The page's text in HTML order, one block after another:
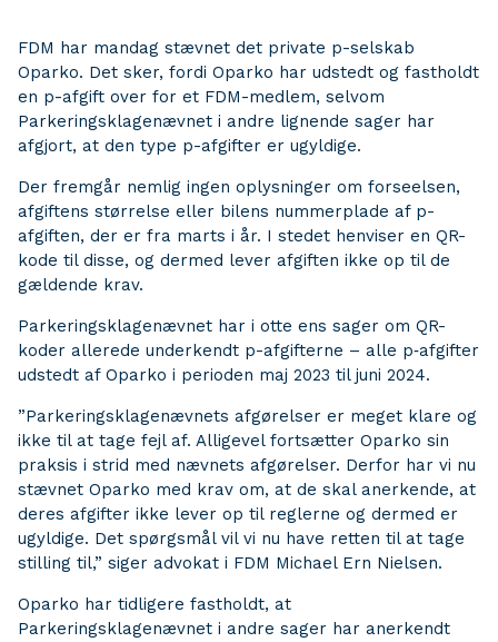
FDM har mandag stævnet det private p-selskab
Oparko. Det sker, fordi Oparko har udstedt og fastholdt
en p-afgift over for et FDM-medlem, selvom
Parkeringsklagenævnet i andre lignende sager har
afgjort, at den type p-afgifter er ugyldige.
Der fremgår nemlig ingen oplysninger om forseelsen,
afgiftens størrelse eller bilens nummerplade af p-
afgiften, der er fra marts i år. I stedet henviser en QR-
kode til disse, og dermed lever afgiften ikke op til de
gældende krav.
Parkeringsklagenævnet har i otte ens sager om QR-
koder allerede underkendt p-afgifterne – alle p‑afgifter
udstedt af Oparko i perioden maj 2023 til juni 2024.
”Parkeringsklagenævnets afgørelser er meget klare og
ikke til at tage fejl af. Alligevel fortsætter Oparko sin
praksis i strid med nævnets afgørelser. Derfor har vi nu
stævnet Oparko med krav om, at de skal anerkende, at
deres afgifter ikke lever op til reglerne og dermed er
ugyldige. Det spørgsmål vil vi nu have retten til at tage
stilling til,” siger advokat i FDM Michael Ern Nielsen.
Oparko har tidligere fastholdt, at
Parkeringsklagenævnet i andre sager har anerkendt